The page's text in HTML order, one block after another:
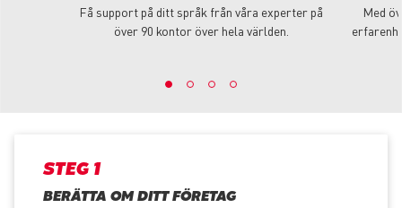
Få support på ditt språk från våra experter på
över 90 kontor över hela världen.
Med
STEG 1
BERÄTTA OM DITT FÖRETAG